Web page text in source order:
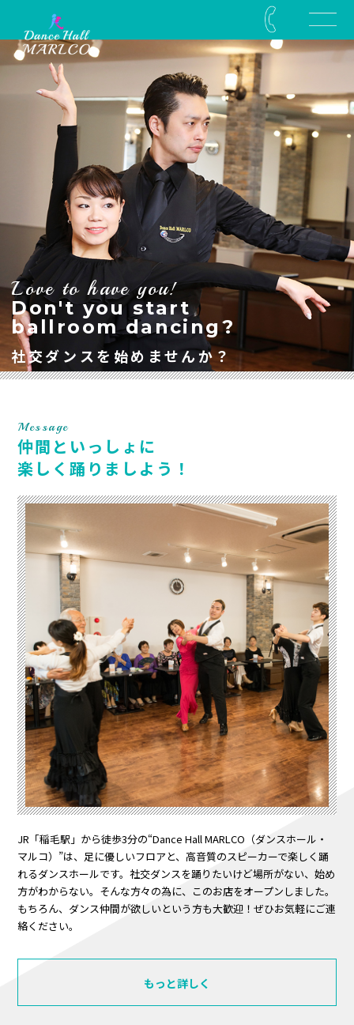
Love to have you!
Don't you start
ballroom dancing?
社交ダンスを始めませんか？
Message
仲間といっしょに
楽しく踊りましよう！
JR「稲毛駅」から徒歩3分の“Dance Hall MARLCO（ダンスホール・
マルコ）”は、足に優しいフロアと、高音質のスピーカーで楽しく踊
れるダンスホールです。社交ダンスを踊りたいけど場所がない、始め
方がわからない。そんな方々の為に、このお店をオープンしました。
もちろん、ダンス仲間が欲しいという方も大歓迎！ぜひお気軽にご連
絡ください。
もっと詳しく